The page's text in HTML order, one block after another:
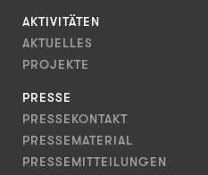
AKTIVITÄTEN
AKTUELLES
PROJEKTE
PRESSE
PRESSEKONTAKT
PRESSEMATERIAL
PRESSEMITTEILUNGEN